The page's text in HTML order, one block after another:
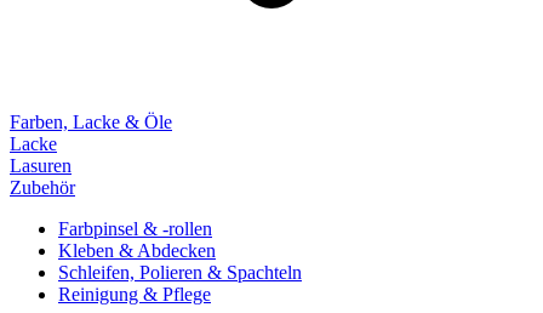
Farben, Lacke & Öle
Lacke
Lasuren
Zubehör
Farbpinsel & -rollen
Kleben & Abdecken
Schleifen, Polieren & Spachteln
Reinigung & Pflege